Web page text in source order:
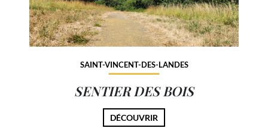
SAINT-VINCENT-DES-LANDES
SENTIER DES BOIS
DÉCOUVRIR